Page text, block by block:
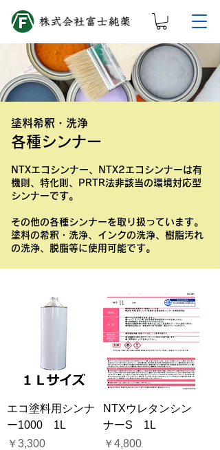
​塗料希釈・洗浄
​各種シンナー
NTXエコシンナー、NTX2エコシンナーは有
機則、特化則、PRTR法非該当の環境対応型
シンナーです。
その他の各種シンナーを取り扱っています。
​塗料の希釈・洗浄、インクの洗浄、樹脂汚れ
の洗浄、脱脂等に使用可能です。
エコ塗料用シンナ
ー1000 1L
価格
￥3,300
NTXウレタンシン
ナーS 1L
価格
￥4,800